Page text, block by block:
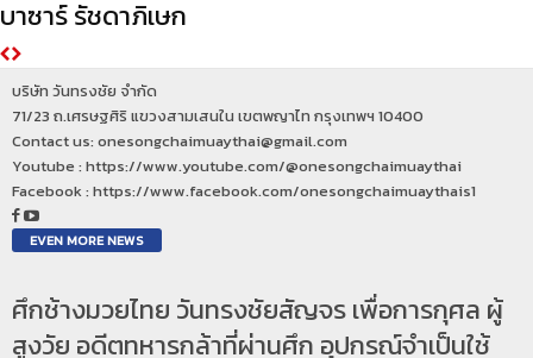
บาซาร์ รัชดาภิเษก
บริษัท วันทรงชัย จำกัด
71/23 ถ.เศรษฐศิริ แขวงสามเสนใน เขตพญาไท กรุงเทพฯ 10400
Contact us: onesongchaimuaythai@gmail.com
Youtube : https://www.youtube.com/@onesongchaimuaythai
Facebook : https://www.facebook.com/onesongchaimuaythais1
EVEN MORE NEWS
ศึกช้างมวยไทย วันทรงชัยสัญจร เพื่อการกุศล ผู้
สูงวัย อดีตทหารกล้าที่ผ่านศึก อุปกรณ์จำเป็นใช้